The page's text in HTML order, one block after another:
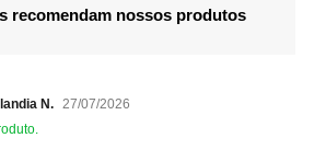
recomendam nossos produtos
N. 27/07/2026